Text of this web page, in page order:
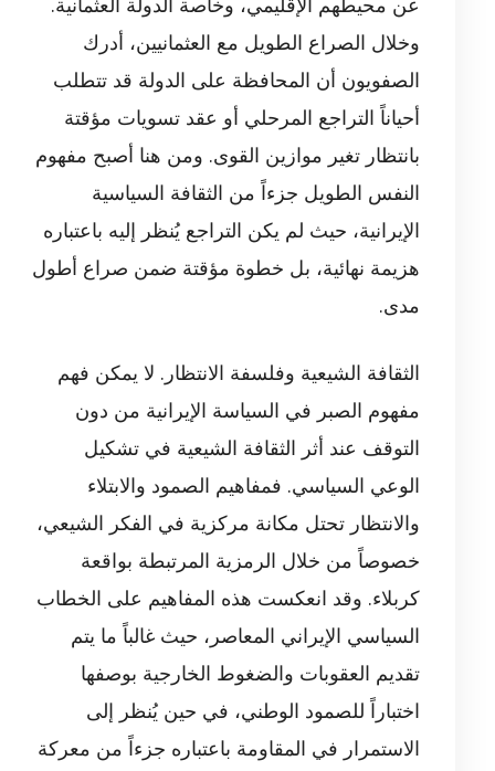
وخلال الصراع الطويل مع العثمانيين، أدرك
الصفويون أن المحافظة على الدولة قد تتطلب
أحياناً التراجع المرحلي أو عقد تسويات مؤقتة
بانتظار تغير موازين القوى. ومن هنا أصبح مفهوم
النفس الطويل جزءاً من الثقافة السياسية
الإيرانية، حيث لم يكن التراجع يُنظر إليه باعتباره
هزيمة نهائية، بل خطوة مؤقتة ضمن صراع أطول
مدى.
الثقافة الشيعية وفلسفة الانتظار. لا يمكن فهم
مفهوم الصبر في السياسة الإيرانية من دون
التوقف عند أثر الثقافة الشيعية في تشكيل
الوعي السياسي. فمفاهيم الصمود والابتلاء
والانتظار تحتل مكانة مركزية في الفكر الشيعي،
خصوصاً من خلال الرمزية المرتبطة بواقعة
كربلاء. وقد انعكست هذه المفاهيم على الخطاب
السياسي الإيراني المعاصر، حيث غالباً ما يتم
تقديم العقوبات والضغوط الخارجية بوصفها
اختباراً للصمود الوطني، في حين يُنظر إلى
الاستمرار في المقاومة باعتباره جزءاً من معركة